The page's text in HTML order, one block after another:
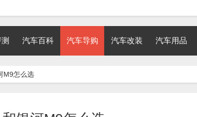
汽车百科 汽车导购 汽车改装 汽车用品
M9怎么选